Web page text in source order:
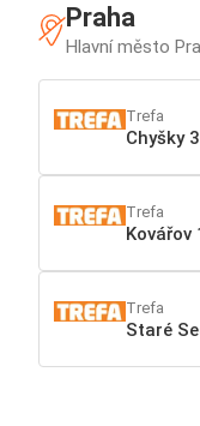
Praha
Hlavní město
Trefa
Chyšky
Trefa
Kovářov
Trefa
Staré